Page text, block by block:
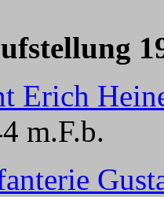
Erich
m.F.b.